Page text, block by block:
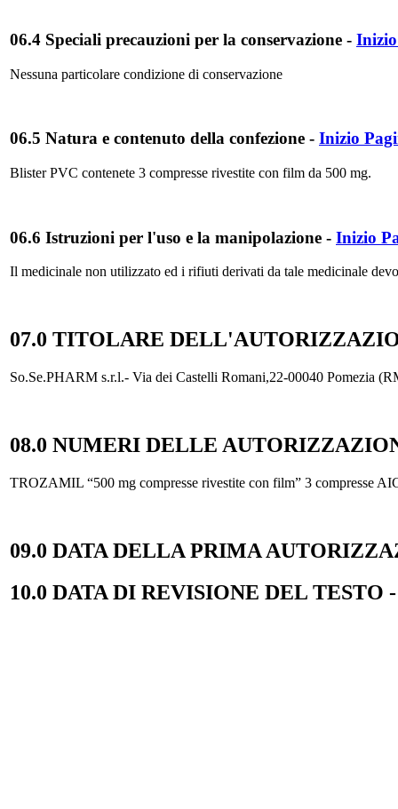
06.4 Speciali precauzioni per la conservazione -
Nessuna particolare condizione di conservazione
06.5 Natura e contenuto della confezione - Inizio
Blister PVC contenete 3 compresse rivestite con film da 500 mg.
06.6 Istruzioni per l'uso e la manipolazione - Inizio
Il medicinale non utilizzato ed i rifiuti derivati da tale medicinale
07.0 TITOLARE
So.Se.PHARM s.r.l.- Via dei Castelli Romani,22-00040 Pomezia
08.0 NUMERI DELLE
TROZAMIL “500 mg compresse rivestite con film” 3 compresse
09.0 DATA DELLA PRIMA
10.0 DATA DI REVISIONE DEL TESTO